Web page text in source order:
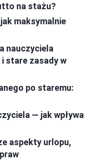
na stażu?
maksymalnie
nauczyciela
stare zasady w
po staremu:
— jak wpływa
aspekty urlopu,